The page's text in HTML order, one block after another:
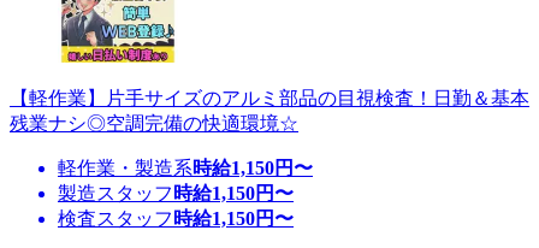
【軽作業】片手サイズのアルミ部品の目視検査！日勤＆基本
残業ナシ◎空調完備の快適環境☆
軽作業・製造系時給1,150円〜
製造スタッフ 時給1,150円〜
検査スタッフ 時給1,150円〜